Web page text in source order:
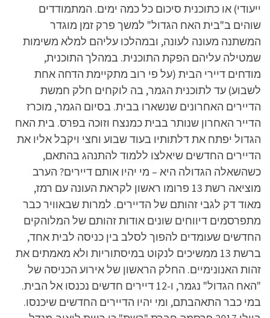
ייעודי) או כתוכנית סיכום כל כמה ימים. המתמודדים
שוהים ב"בית האח הגדול" למשך פרק זמן מוגדר
המשתנה מעונה לעונה, ובמהלכו עליהם למלא משימות
שמטילה עליהם הפקת התוכנית. במהלך התוכנית,
מודחים דיירי הבית (על פי רוב מתקיימת הדחה אחת
לשבוע) עד לתוכנית הגמר, בה לוקחים חלק חמשת
הדיירים האחרונים שנשארו בבית. בסיום הגמר, מוכרז
הדייר האחרון שנותר בבית כמנצח וזוכה בפרס. בית האח
הגדול יפתח את דלתותיו בעוד שבוע וחצי ויקבל אליו את
הדיירים החדשים שיאלצו ללמוד להתנהג בהתאם,
כשהשאלה הגדולה היא – מי יהיו אותם דיירים? הערב
מוציאה רשת 13 פרומו ראשון לקראת העונה עם רמז,
מאוד דק לגבי זהותם של הדיירים. למרות שבאוויר כבר
מתפרסמים דיווחים שונים אודות זהותם של המלוהקים
החדשים שעומדים להפוך לסלב בין כניסה לבית אחד,
ברשת 13 ממשיכים לנקוט במיסתוריות ולא מאמתים את
זהות האנונימיים. החלק הראשון של אירוע הכניסה של
"האח הגדול" נגמר, ו-12 דיירים חדשים נכנסו אל הבית.
במי כבר התאהבתם, ומי יהיו הדיירים החדשים שיכנסו.